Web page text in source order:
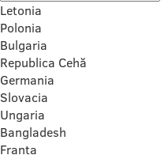
Letonia
Polonia
Bulgaria
Republica Cehă
Germania
Slovacia
Ungaria
Bangladesh
Franța